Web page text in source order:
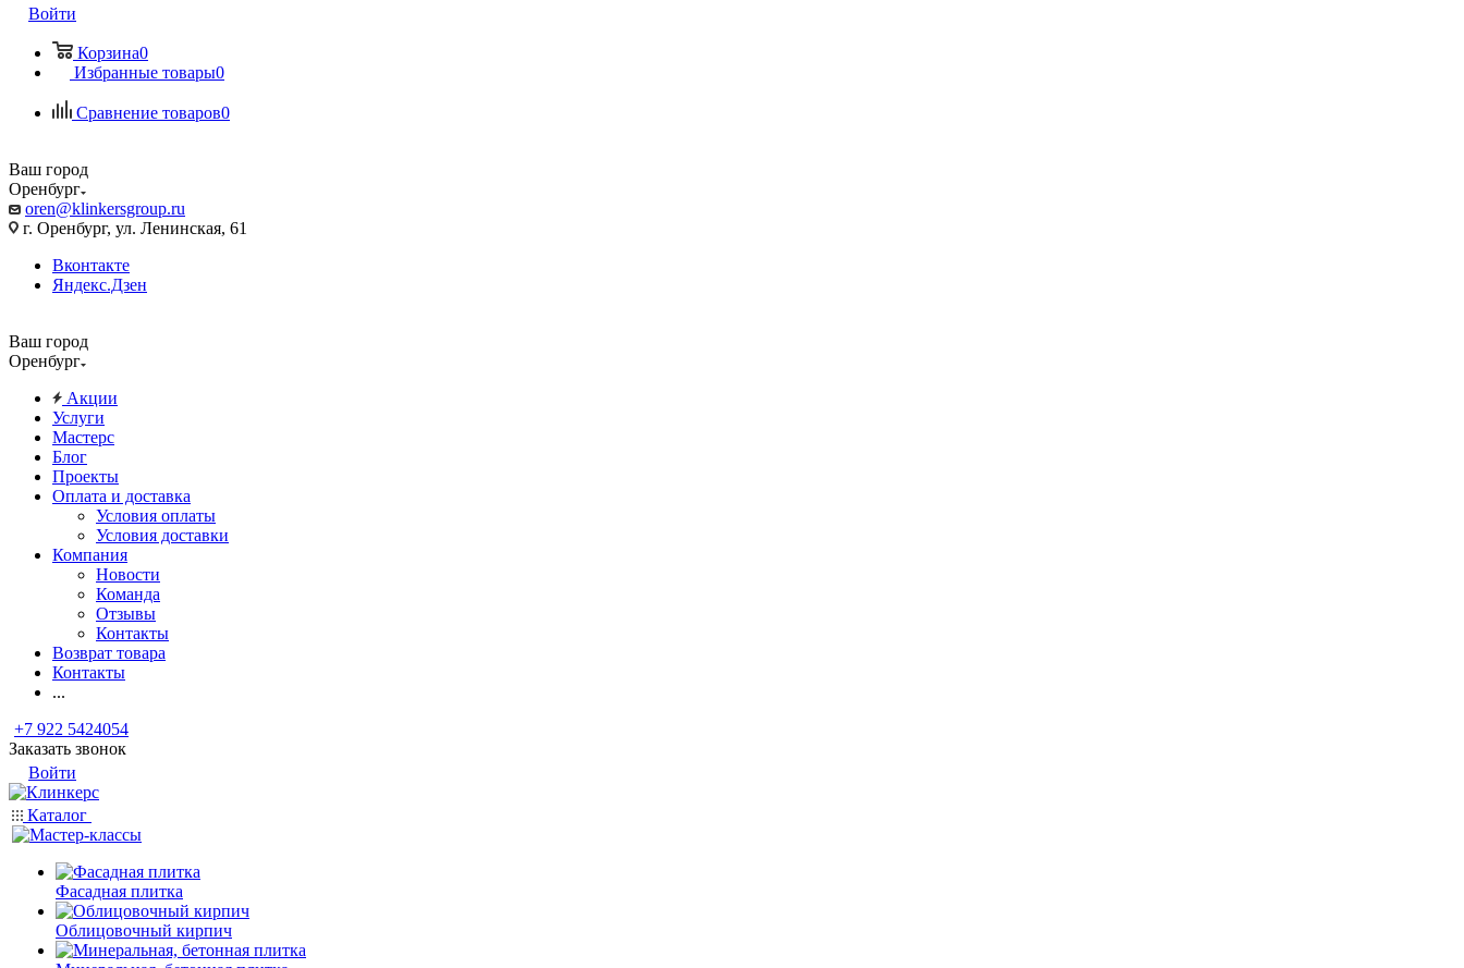
Войти
Корзина0
Избранные товары0
Сравнение товаров0
Ваш город
Оренбург
oren@klinkersgroup.ru
г. Оренбург, ул. Ленинская, 61
Вконтакте
Яндекс.Дзен
Ваш город
Оренбург
Акции
Услуги
Мастерс
Блог
Проекты
Оплата и доставка
Условия оплаты
Условия доставки
Компания
Новости
Команда
Отзывы
Контакты
Возврат товара
Контакты
...
+7 922 5424054
Заказать звонок
Войти
Каталог
Фасадная плитка
Облицовочный кирпич